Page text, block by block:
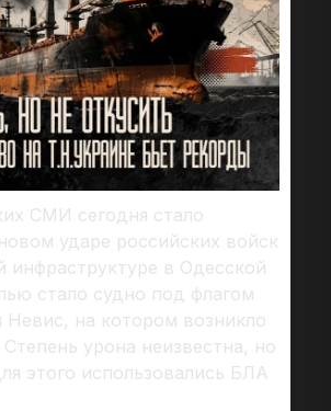
СМИ сегодня стало
ударе российских войск
инфраструктуре в Одесской
стало судно под флагом
Невис, на котором возникло
Степень урона неизвестна, но
этого использовались БЛА